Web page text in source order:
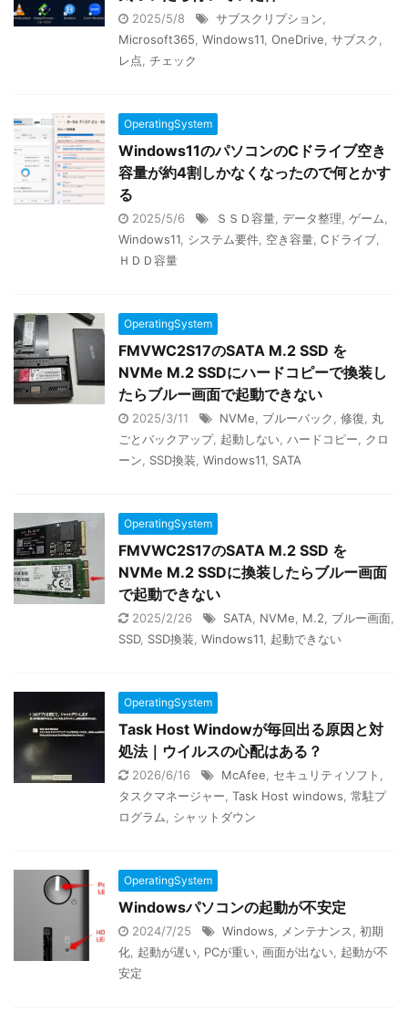
2025/5/8 サブスクリプション
Microsoft365 Windows11 OneDrive サブスク
レ点 チェック
OperatingSystem
Windows11のパソコンのCドライブ空き
容量が約4割しかなくなったので何とかす
る
2025/5/6 ＳＳＤ容量 データ整理 ゲーム
Windows11 システム要件 空き容量 Cドライブ
ＨＤＤ容量
OperatingSystem
FMVWC2S17のSATA M.2 SSD を
NVMe M.2 SSDにハードコピーで換装し
たらブルー画面で起動できない
2025/3/11 NVMe ブルーバック 修復
丸
ごとバックアップ, 起動しない ハードコピー
クロ
ーン
SSD換装 Windows11 SATA
OperatingSystem
FMVWC2S17のSATA M.2 SSD を
NVMe M.2 SSDに換装したらブルー画面
で起動できない
2025/2/26 SATA NVMe M.2 ブルー画面
SSD, SSD換装 Windows11 起動できない
OperatingSystem
Task Host Windowが毎回出る原因と対
処法｜ウイルスの心配はある？
2026/6/16 McAfee セキュリティソフト
タスクマネージャー Task Host windows 常駐プ
ログラム
シャットダウン
OperatingSystem
Windowsパソコンの起動が不安定
2024/7/25 Windows メンテナンス
初期
化 起動が遅い PCが重い 画面が出ない 起動が不
安定